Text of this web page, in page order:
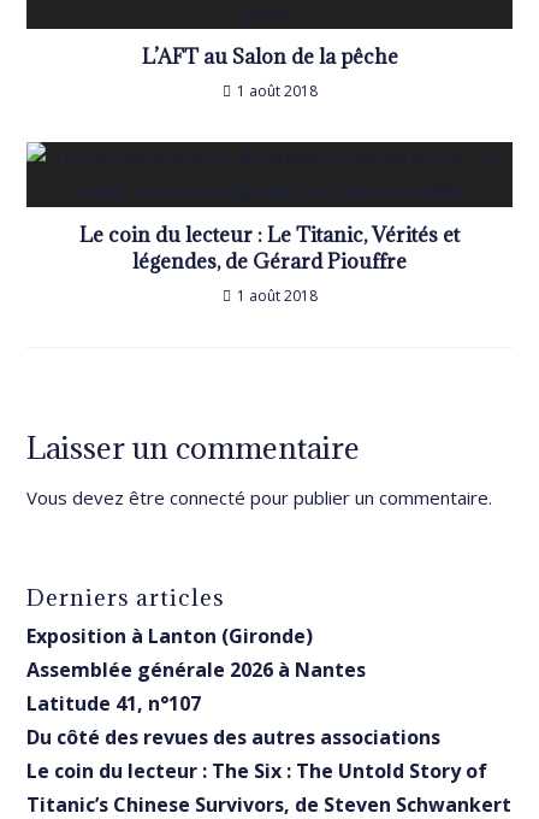
L’AFT au Salon de la pêche
1 août 2018
Le coin du lecteur : Le Titanic, Vérités et
légendes, de Gérard Piouffre
1 août 2018
Laisser un commentaire
Vous devez êtreconnecté pour publier un commentaire.
Derniers articles
Exposition à Lanton (Gironde)
Assemblée générale 2026 à Nantes
Latitude 41, n°107
Du côté des revues des autres associations
Le coin du lecteur : The Six : The Untold Story of
Titanic’s Chinese Survivors, de Steven Schwankert